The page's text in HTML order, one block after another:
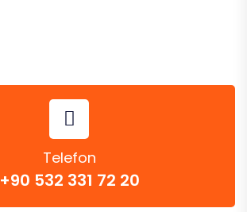
Telefon
+90 532 331 72 20